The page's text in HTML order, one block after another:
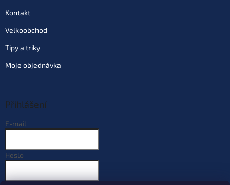
Kontakt
Velkoobchod
Tipy a triky
Moje objednávka
Přihlášení
E-mail
Heslo